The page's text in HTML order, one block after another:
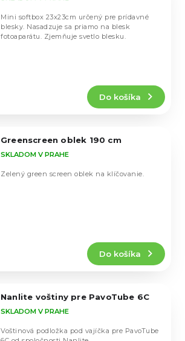
Do košíka
Mini softbox 23x23cm určený pre prídavné
blesky. Nasadzuje sa priamo na blesk
fotoaparátu. Zjemňuje svetlo blesku.
Greenscreen oblek 190 cm
SKLADOM V PRAHE
Do košíka
Zelený green screen oblek na klíčovanie.
Nanlite voštiny pre PavoTube 6C
SKLADOM V PRAHE
Voštinová podložka pod vajíčka pre PavoTube